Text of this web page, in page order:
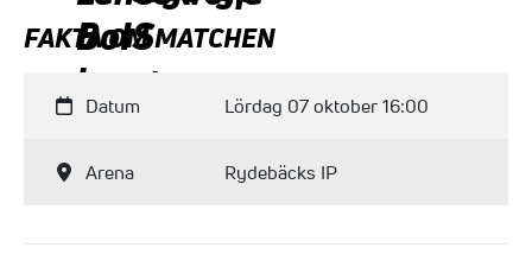
FAKTA OM MATCHEN
Datum Lördag 07 oktober 16:00
Arena Rydebäcks IP